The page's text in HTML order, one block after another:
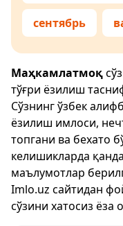
сентябрь
Маҳкамлатмоқ
тўғри ёзилиш
Сўзнинг ўзбек
ёзилиш имлоси,
топгани ва бехато
келишикларда
маълумотлар
Imlo.uz сайтидан
сўзини хатосиз ёза